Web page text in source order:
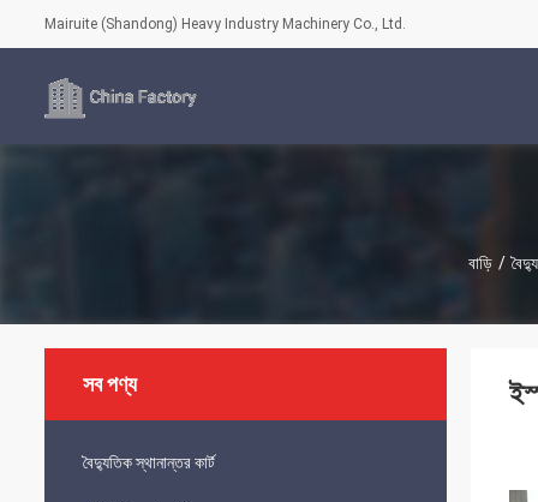
Mairuite (Shandong) Heavy Industry Machinery Co., Ltd.
বাড়ি /
সব পণ্য
বৈদ্যুতিক স্থানান্তর কার্ট